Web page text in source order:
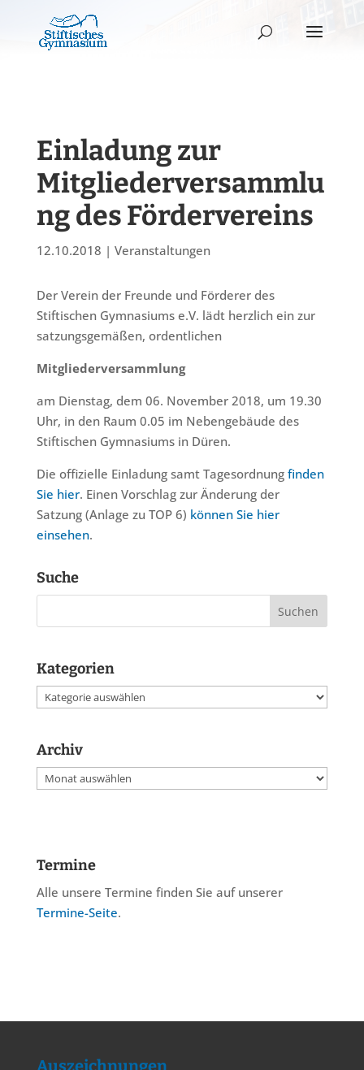
Einladung zur
Mitgliederversammlu
ng des Fördervereins
12.10.2018 | Veranstaltungen
Der Verein der Freunde und Förderer des
Stiftischen Gymnasiums e.V. lädt herzlich ein zur
satzungsgemäßen, ordentlichen
Mitgliederversammlung
am Dienstag, dem 06. November 2018, um 19.30
Uhr, in den Raum 0.05 im Nebengebäude des
Stiftischen Gymnasiums in Düren.
Die offizielle Einladung samt Tagesordnung finden
Sie hier. Einen Vorschlag zur Änderung der
Satzung (Anlage zu TOP 6) können Sie hier
einsehen.
Suche
Kategorien
Kategorien
Archiv
Archiv
Termine
Alle unsere Termine finden Sie auf unserer
Termine-Seite.
Auszeichnungen